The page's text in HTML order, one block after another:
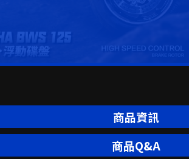
商品資訊
商品Q&A